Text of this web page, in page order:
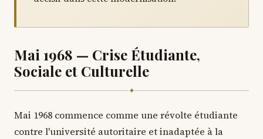
Mai 1968 — Crise Étudiante,
Sociale et Culturelle
✦
Mai 1968 commence comme une révolte étudiante
contre l'université autoritaire et inadaptée à la